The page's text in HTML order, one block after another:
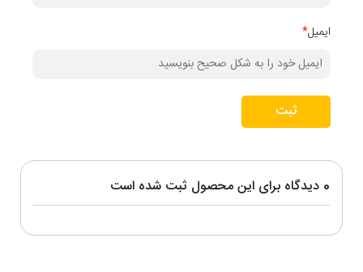
0 دیدگاه برای این محصول ثبت شده است
ایمیل*
ثبت